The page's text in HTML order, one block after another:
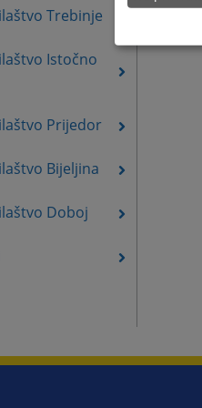
Trebinje
Istočno
Prijedor
Bijeljina
Doboj